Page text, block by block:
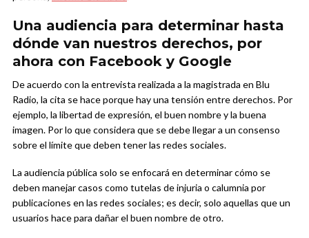
Una audiencia para determinar hasta
dónde van nuestros derechos, por
ahora con Facebook y Google
De acuerdo con la entrevista realizada a la magistrada en Blu
Radio, la cita se hace porque hay una tensión entre derechos. Por
ejemplo, la libertad de expresión, el buen nombre y la buena
imagen. Por lo que considera que se debe llegar a un consenso
sobre el límite que deben tener las redes sociales.
La audiencia pública solo se enfocará en determinar cómo se
deben manejar casos como tutelas de injuria o calumnia por
publicaciones en las redes sociales; es decir, solo aquellas que un
usuarios hace para dañar el buen nombre de otro.